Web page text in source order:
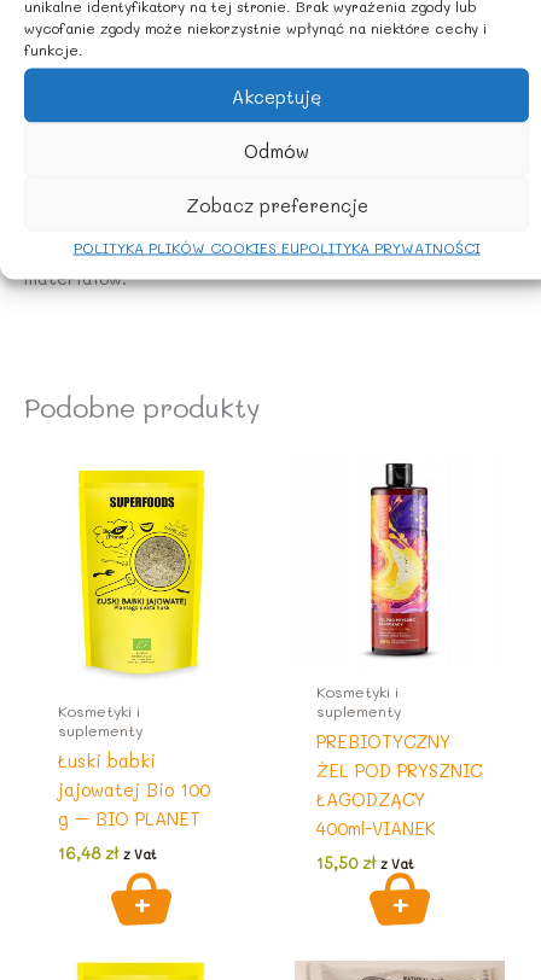
unikalne identyfikatory na tej stronie. Brak wyrażenia zgody lub
wycofanie zgody może niekorzystnie wpłynąć na niektóre cechy i
funkcje.
Akceptuję
Odmów
Zobacz preferencje
POLITYKA PLIKÓW COOKIES EUPOLITYKA PRYWATNOŚCI
* Nie spłukuj podpasek w toalecie, wyrzucaj je do
odpowiednich pojemników na odpady.
* W przypadku wystąpienia podrażnień, alergii lub
infekcji, zaprzestań używania podpasek i skonsultuj się
* Osoby z wrażliwą skórą powinny wybierać podpaski
hipoalergiczne, bez dodatków zapachowych.
* Podpaski z tworzyw sztucznych mogą powodować
dyskomfort – wybieraj produkty z naturalnych
materiałów.
Podobne produkty
Kosmetyki i
suplementy
Łuski babki
jajowatej Bio 100
g – BIO PLANET
16,48zł z Vat
Kosmetyki i
suplementy
PREBIOTYCZNY
ŻEL POD PRYSZNIC
ŁAGODZĄCY
400ml-VIANEK
15,50zł z Vat